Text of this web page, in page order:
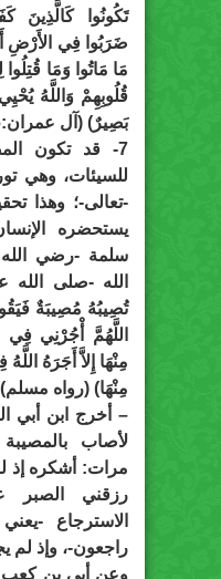
تَكُونُوا كَالَّذِينَ
ضَرَبُوا فِي الأَرْضِ
مَا مَاتُوا وَمَا
قُلُوبِهِمْ وَاللَّهُ
بَصِيرٌ) (آل عمران:156).
7- قد تكون
للسيئات، وهي
-تعالى-؛ وهذا
يستحضره
سلمة -رضي
الله -صلى
تُصِيبُهُ مُصِيبَةٌ
اللَّهُمَّ أْجُرْنِي
مِنْهَا إِلاَّ أَجَرَهُ
مِنْهَا) (رواه
– أخرج ابن أبي
لأصاب
مرات: أشكره إذ
رزقني الصبر
الاسترجاع -
راجعون-، وإذ لم
وعن أبي بن كعب